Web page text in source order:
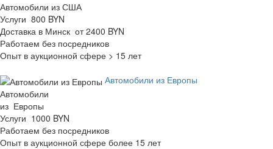
Автомобили из США
Услуги 800 BYN
Доставка в Минск от 2400 BYN
Работаем без посредников
Опыт в аукционной сфере > 15 лет
Автомобили из Европы
Автомобили
из Европы
Услуги 1000 BYN
Работаем без посредников
Опыт в аукционной сфере более 15 лет